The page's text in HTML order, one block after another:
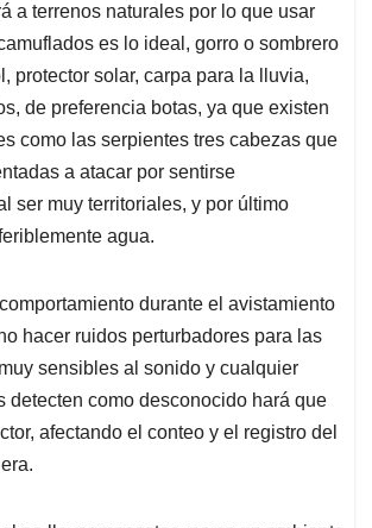
a terrenos naturales por lo que usar
es lo ideal, gorro o sombrero
protector solar, carpa para la lluvia,
de preferencia botas, ya que existen
como las serpientes tres cabezas que
a atacar por sentirse
ser muy territoriales, y por último
agua.
durante el avistamiento
hacer ruidos perturbadores para las
sensibles al sonido y cualquier
detecten como desconocido hará que
afectando el conteo y el registro del